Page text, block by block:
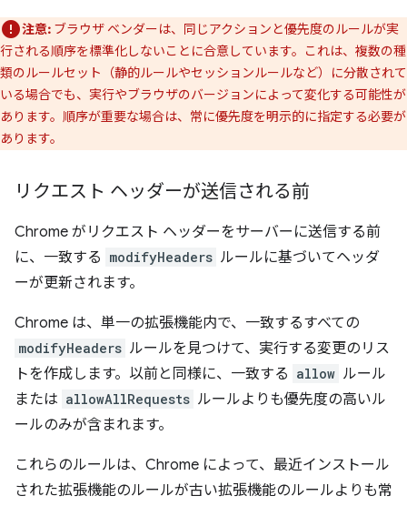
注意: ブラウザ ベンダーは、同じアクションと優先度のルールが実
行される順序を標準化しないことに合意しています。これは、複数の種
類のルールセット（静的ルールやセッションルールなど）に分散されて
いる場合でも、実行やブラウザのバージョンによって変化する可能性が
あります。順序が重要な場合は、常に優先度を明示的に指定する必要が
あります。
リクエスト ヘッダーが送信される前
Chrome がリクエスト ヘッダーをサーバーに送信する前
に、一致する modifyHeaders ルールに基づいてヘッダ
ーが更新されます。
Chrome は、単一の拡張機能内で、一致するすべての
modifyHeaders ルールを見つけて、実行する変更のリス
トを作成します。以前と同様に、一致する allow ルール
または allowAllRequests ルールよりも優先度の高いル
ールのみが含まれます。
これらのルールは、Chrome によって、最近インストール
された拡張機能のルールが古い拡張機能のルールよりも常